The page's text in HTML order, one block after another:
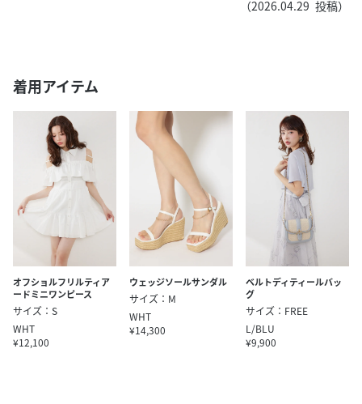
（2026.04.29 投稿）
着用アイテム
オフショルフリルティア
ードミニワンピース
サイズ：S
WHT
¥12,100
ウェッジソールサンダル
サイズ：M
WHT
¥14,300
ベルトディティールバッ
グ
サイズ：FREE
L/BLU
¥9,900